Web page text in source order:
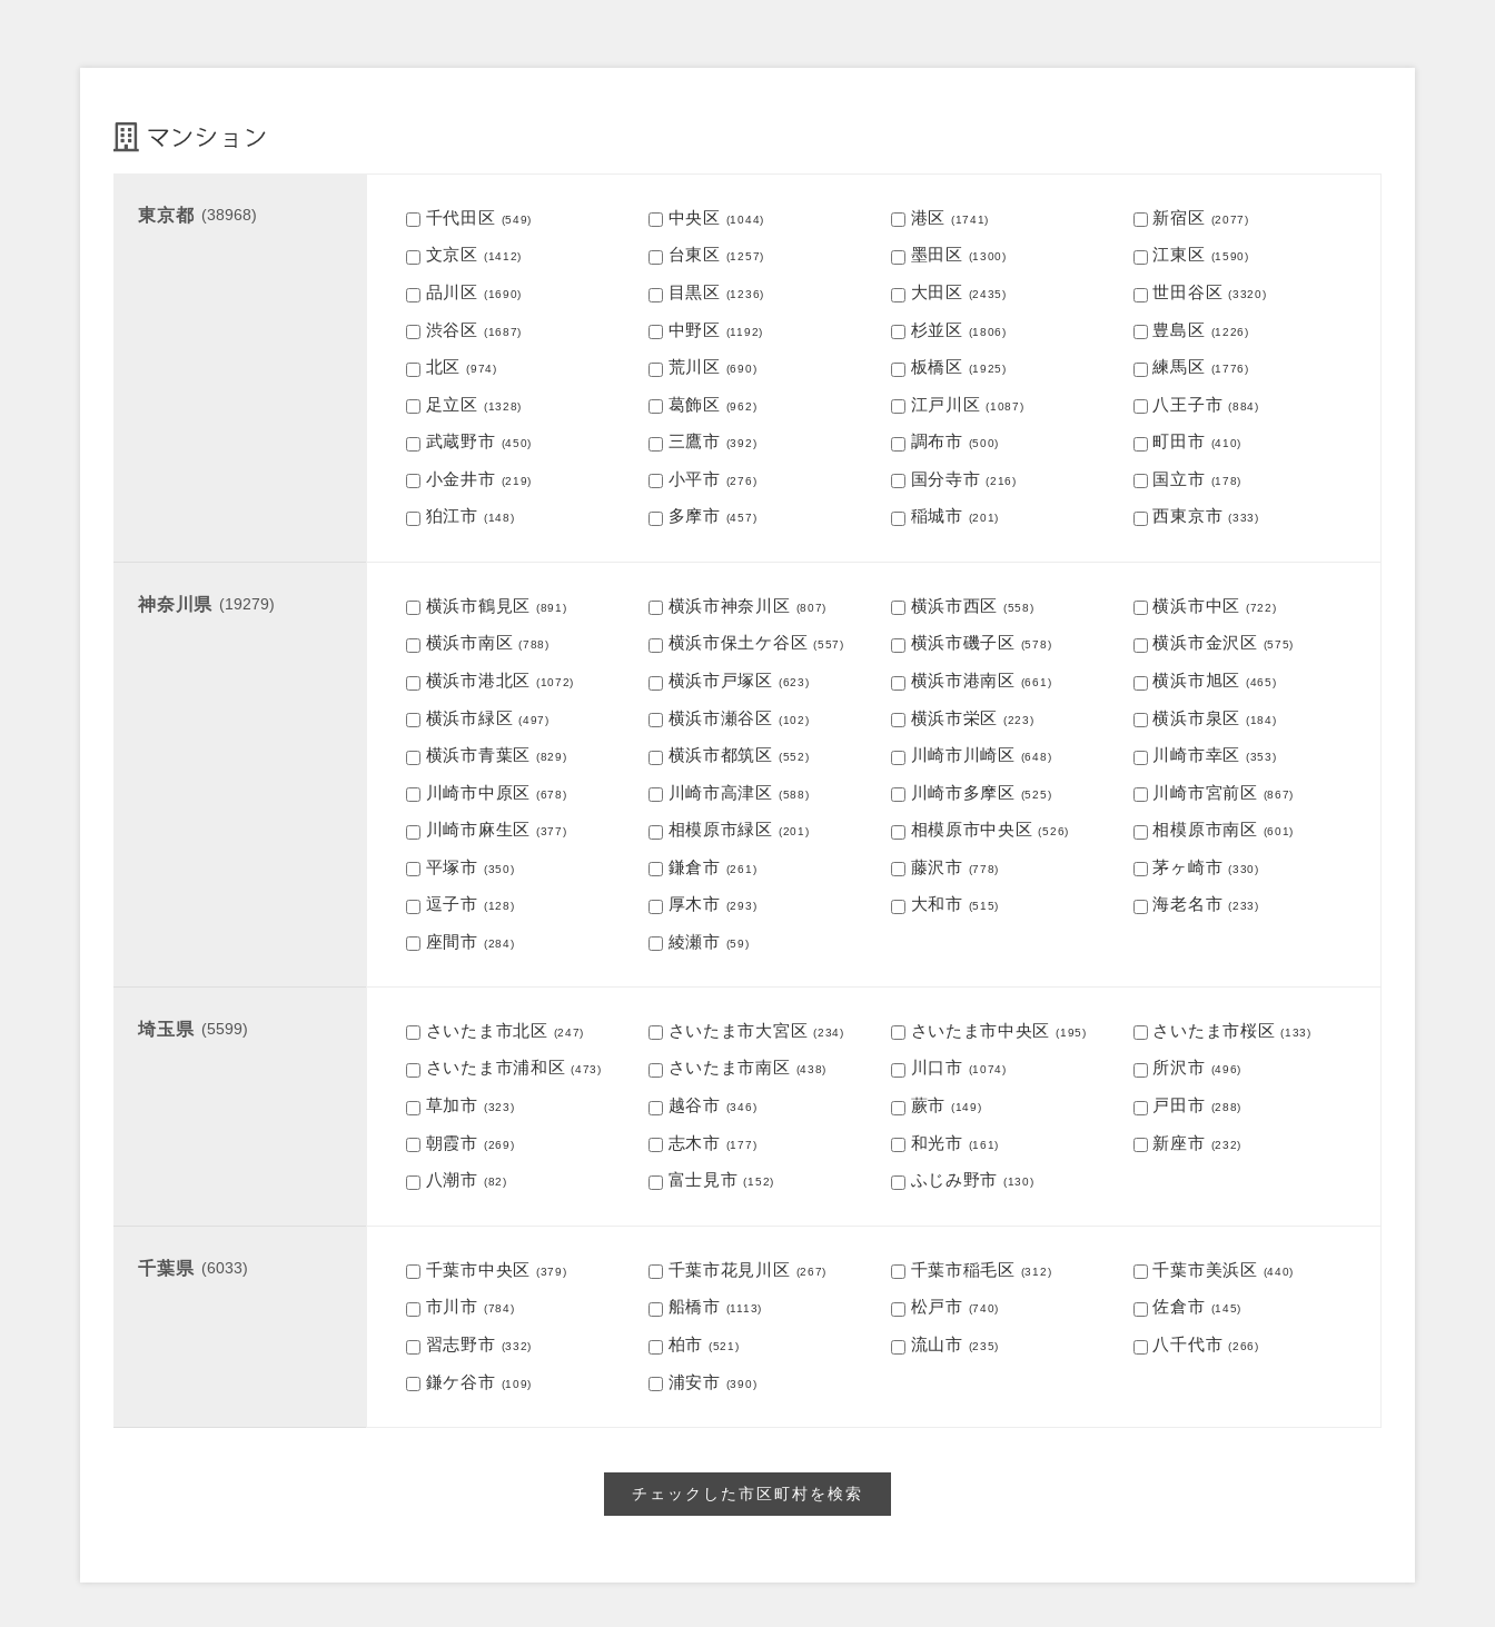
マンション
東京都 (38968) 千代田区 (549) 中央区 (1044) 港区 (1741) 新宿区 (2077)
文京区 (1412) 台東区 (1257) 墨田区 (1300) 江東区 (1590)
品川区 (1690) 目黒区 (1236) 大田区 (2435) 世田谷区 (3320)
渋谷区 (1687) 中野区 (1192) 杉並区 (1806) 豊島区 (1226)
北区 (974) 荒川区 (690) 板橋区 (1925) 練馬区 (1776)
足立区 (1328) 葛飾区 (962) 江戸川区 (1087) 八王子市 (884)
武蔵野市 (450) 三鷹市 (392) 調布市 (500) 町田市 (410)
小金井市 (219) 小平市 (276) 国分寺市 (216) 国立市 (178)
狛江市 (148) 多摩市 (457) 稲城市 (201) 西東京市 (333)
神奈川県 (19279) 横浜市鶴見区 (891) 横浜市神奈川区 (807) 横浜市西区 (558) 横浜市中区 (722)
横浜市南区 (788) 横浜市保土ケ谷区 (557) 横浜市磯子区 (578) 横浜市金沢区 (575)
横浜市港北区 (1072) 横浜市戸塚区 (623) 横浜市港南区 (661) 横浜市旭区 (465)
横浜市緑区 (497) 横浜市瀬谷区 (102) 横浜市栄区 (223) 横浜市泉区 (184)
横浜市青葉区 (829) 横浜市都筑区 (552) 川崎市川崎区 (648) 川崎市幸区 (353)
川崎市中原区 (678) 川崎市高津区 (588) 川崎市多摩区 (525) 川崎市宮前区 (867)
川崎市麻生区 (377) 相模原市緑区 (201) 相模原市中央区 (526) 相模原市南区 (601)
平塚市 (350) 鎌倉市 (261) 藤沢市 (778) 茅ヶ崎市 (330)
逗子市 (128) 厚木市 (293) 大和市 (515) 海老名市 (233)
座間市 (284) 綾瀬市 (59)
埼玉県 (5599) さいたま市北区 (247) さいたま市大宮区 (234) さいたま市中央区 (195) さいたま市桜区 (133)
さいたま市浦和区 (473) さいたま市南区 (438) 川口市 (1074) 所沢市 (496)
草加市 (323) 越谷市 (346) 蕨市 (149) 戸田市 (288)
朝霞市 (269) 志木市 (177) 和光市 (161) 新座市 (232)
八潮市 (82) 富士見市 (152) ふじみ野市 (130)
千葉県 (6033) 千葉市中央区 (379) 千葉市花見川区 (267) 千葉市稲毛区 (312) 千葉市美浜区 (440)
市川市 (784) 船橋市 (1113) 松戸市 (740) 佐倉市 (145)
習志野市 (332) 柏市 (521) 流山市 (235) 八千代市 (266)
鎌ケ谷市 (109) 浦安市 (390)
チェックした市区町村を検索